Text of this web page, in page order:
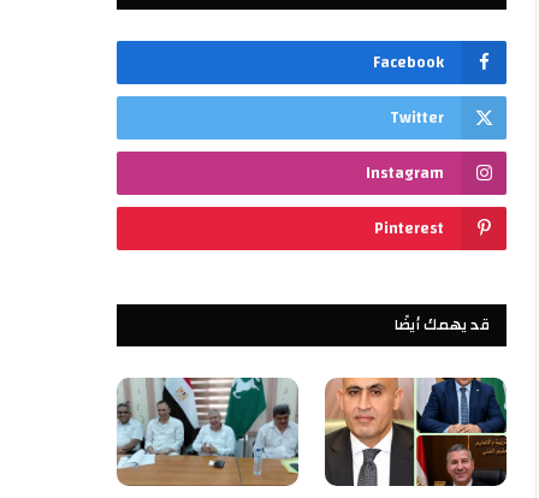
Facebook
Twitter
Instagram
Pinterest
قد يهمك أيضًا